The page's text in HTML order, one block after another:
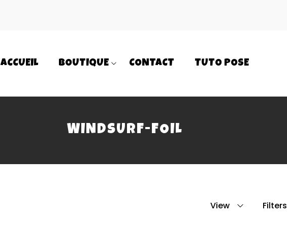
ACCUEIL BOUTIQUE CONTACT TUTO POSE
WINDSURF-FOIL
View Filters